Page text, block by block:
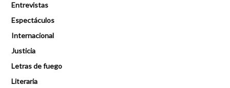
Entrevistas
Espectáculos
Internacional
Justicia
Letras de fuego
Literaria